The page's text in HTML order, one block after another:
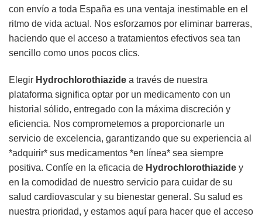
con envío a toda España es una ventaja inestimable en el
ritmo de vida actual. Nos esforzamos por eliminar barreras,
haciendo que el acceso a tratamientos efectivos sea tan
sencillo como unos pocos clics.
Elegir Hydrochlorothiazide a través de nuestra
plataforma significa optar por un medicamento con un
historial sólido, entregado con la máxima discreción y
eficiencia. Nos comprometemos a proporcionarle un
servicio de excelencia, garantizando que su experiencia al
*adquirir* sus medicamentos *en línea* sea siempre
positiva. Confíe en la eficacia de Hydrochlorothiazide y
en la comodidad de nuestro servicio para cuidar de su
salud cardiovascular y su bienestar general. Su salud es
nuestra prioridad, y estamos aquí para hacer que el acceso